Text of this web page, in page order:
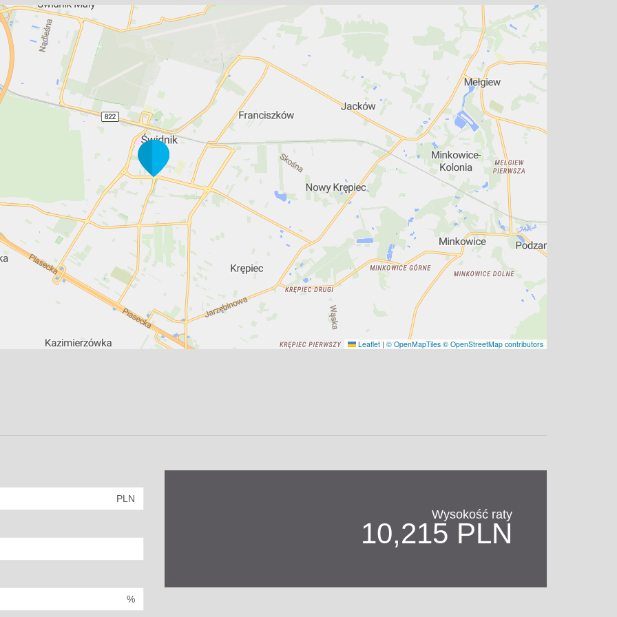
Leaflet | © OpenMapTiles © OpenStreetMap contributors
PLN
%
Wysokość raty
10,215 PLN